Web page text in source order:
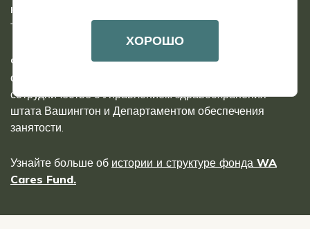
класса получить доступ к долгосрочному уходу, не
тратя при этом все свои сбережения.
Фонд WA Cares находится в ведении Департамента
социальных и медицинских услуг штата Вашингтон в
сотрудничестве с Управлением здравоохранения
штата Вашингтон и Департаментом обеспечения
занятости.
Узнайте больше об истории и структуре фонда WA
Cares Fund.
ХОРОШО